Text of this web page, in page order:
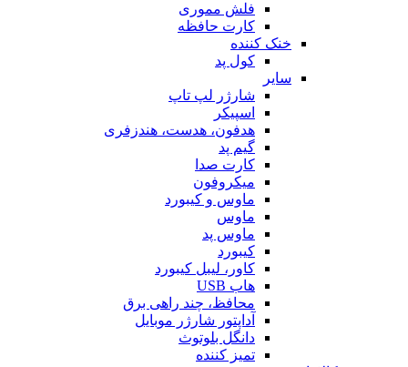
فلش مموری
کارت حافظه
خنک کننده
کول پد
سایر
شارژر لپ تاپ
اسپیکر
هدفون، هدست، هندزفری
گیم پد
کارت صدا
میکروفون
ماوس و کیبورد
ماوس
ماوس پد
کیبورد
کاور، لیبل کیبورد
هاب USB
محافظ، چند راهی برق
آداپتور شارژر موبایل
دانگل بلوتوث
تمیز کننده